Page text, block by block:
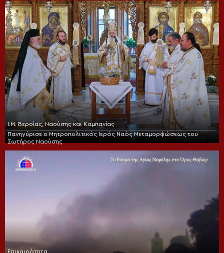
Ι.Μ. Βεροίας, Ναούσης και Καμπανίας
Πανηγύρισε ο Μητροπολιτικός Ιερός Ναός Μεταμορφώσεως του
Σωτήρος Ναούσης
Επικαιρότητα